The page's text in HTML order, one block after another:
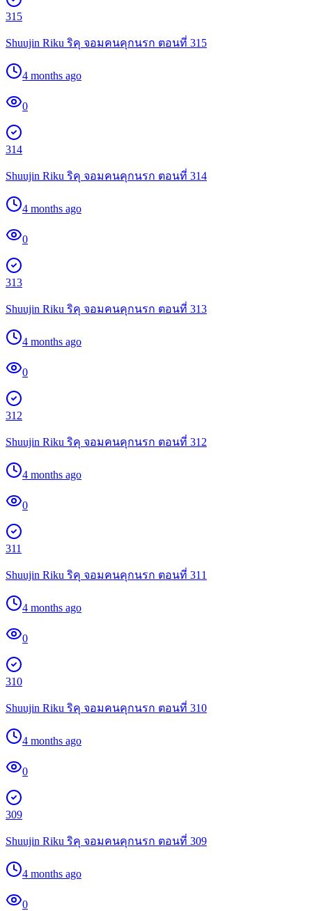
315
Shuujin Riku ริคุ จอมคนคุกนรก ตอนที่ 315
4 months ago
0
314
Shuujin Riku ริคุ จอมคนคุกนรก ตอนที่ 314
4 months ago
0
313
Shuujin Riku ริคุ จอมคนคุกนรก ตอนที่ 313
4 months ago
0
312
Shuujin Riku ริคุ จอมคนคุกนรก ตอนที่ 312
4 months ago
0
311
Shuujin Riku ริคุ จอมคนคุกนรก ตอนที่ 311
4 months ago
0
310
Shuujin Riku ริคุ จอมคนคุกนรก ตอนที่ 310
4 months ago
0
309
Shuujin Riku ริคุ จอมคนคุกนรก ตอนที่ 309
4 months ago
0